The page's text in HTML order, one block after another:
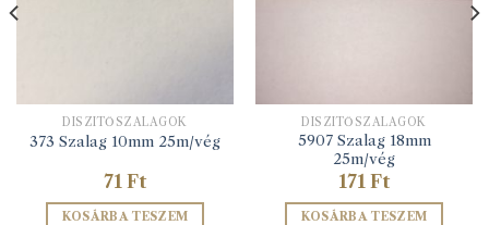
DÍSZÍTŐSZALAGOK
373 Szalag 10mm 25m/vég
71 Ft
KOSÁRBA TESZEM
DÍSZÍTŐSZALAGOK
5907 Szalag 18mm
25m/vég
171 Ft
KOSÁRBA TESZEM